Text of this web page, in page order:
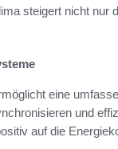
steigert nicht nur
eine
und
auf die